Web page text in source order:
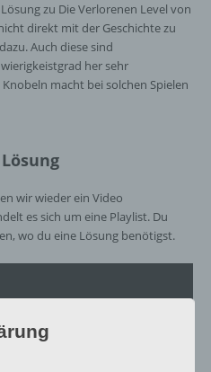
zu Die Verlorenen Level von
direkt mit der Geschichte zu
Auch diese sind
her sehr
macht bei solchen Spielen
wir wieder ein Video
es sich um eine Playlist. Du
wo du eine Lösung benötigst.